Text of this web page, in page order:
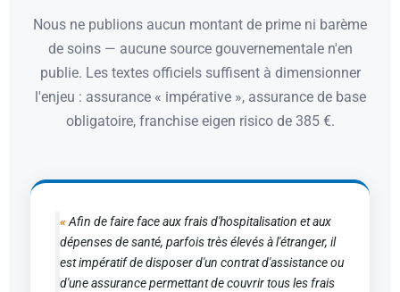
Nous ne publions aucun montant de prime ni barème
de soins — aucune source gouvernementale n'en
publie. Les textes officiels suffisent à dimensionner
l'enjeu : assurance « impérative », assurance de base
obligatoire, franchise eigen risico de 385 €.
Afin de faire face aux frais d'hospitalisation et aux
dépenses de santé, parfois très élevés à l'étranger, il
est impératif de disposer d'un contrat d'assistance ou
d'une assurance permettant de couvrir tous les frais